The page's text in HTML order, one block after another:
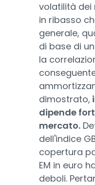
volatilità dei
in ribasso
generale,
di base di
la
dimostrato,
dipende
mercato.
dell'indice
copertura
EM in euro
deboli.